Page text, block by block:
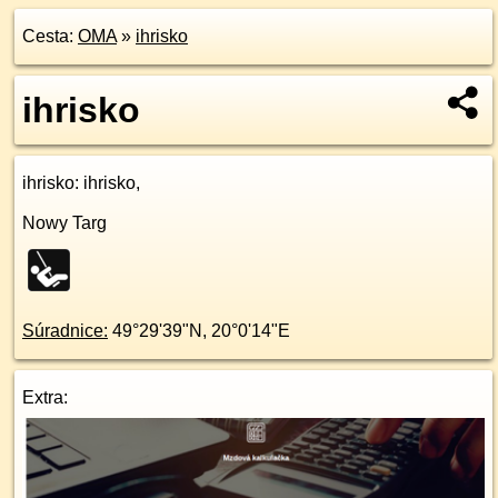
Cesta: OMA» ihrisko
ihrisko
ihrisko: ihrisko,
Nowy Targ
Súradnice: 49°29'39"N , 20°0'14"E
Extra: